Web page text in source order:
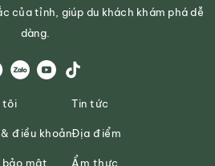
của tỉnh, giúp du khách khám phá dễ
dàng.
tôi
điều khoản
mật
Tin tức
Địa điểm
Ẩm thực